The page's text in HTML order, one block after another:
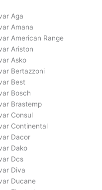
Aga
Amana
American Range
Ariston
Asko
Bertazzoni
Best
Bosch
Brastemp
Consul
Continental
Dacor
Dako
Dcs
Diva
Ducane